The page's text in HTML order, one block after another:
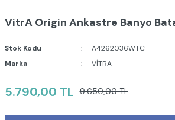
VitrA Origin Ankastre Banyo
Stok Kodu
A4262036WTC
Marka
VİTRA
5.790,00 TL 9.650,00 TL